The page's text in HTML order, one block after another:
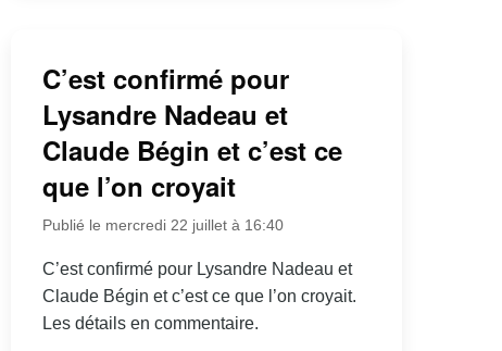
C’est confirmé pour
Lysandre Nadeau et
Claude Bégin et c’est ce
que l’on croyait
Publié le mercredi 22 juillet à 16:40
C’est confirmé pour Lysandre Nadeau et
Claude Bégin et c’est ce que l’on croyait.
Les détails en commentaire.